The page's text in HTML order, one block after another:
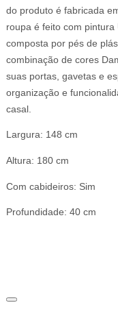
do produto é fabricada
roupa é feito com pintura
composta por pés de
combinação de cores
suas portas, gavetas e
organização e
casal.
Largura: 148 cm
Altura: 180 cm
Com cabideiros: Sim
Profundidade: 40 cm